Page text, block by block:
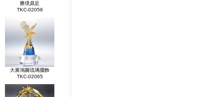
勝境鼎足
TKC-02056
大展鴻圖琉璃擺飾
TKC-02065